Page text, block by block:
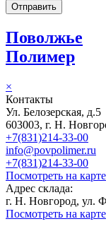
Отправить
Поволжье
Полимер
×
Контакты
Ул. Белозерская, д.5
603003, г. Н.
+7(831)214-33-00
info@povpolimer.ru
+7(831)214-33-00
Посмотреть на карте
Адрес склада:
г. Н. Новгород, ул.
Посмотреть на карте